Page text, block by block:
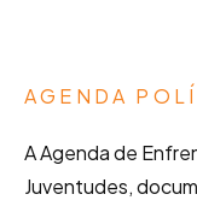
AGENDA
A Agenda de
Juventudes,